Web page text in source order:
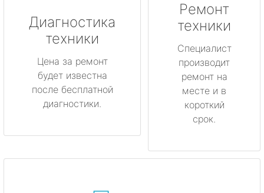
Диагностика
техники
Цена за ремонт
будет известна
после бесплатной
диагностики.
Ремонт
техники
Специалист
производит
ремонт на
месте и в
короткий
срок.